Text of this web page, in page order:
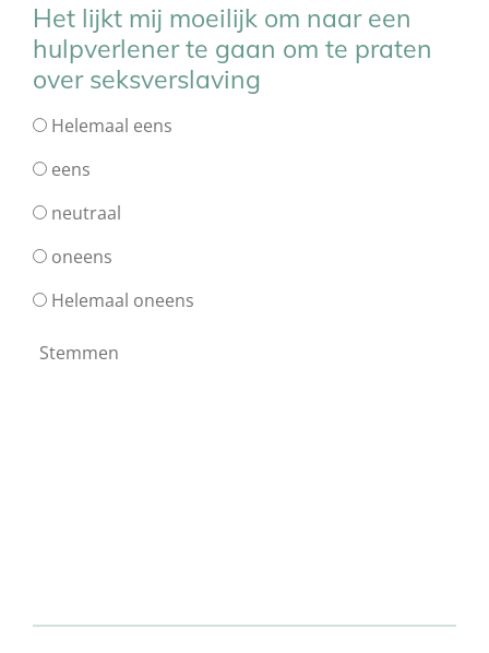
Het lijkt mij moeilijk om naar een
hulpverlener te gaan om te praten
over seksverslaving
Helemaal eens
eens
neutraal
oneens
Helemaal oneens
Stemmen